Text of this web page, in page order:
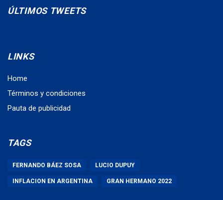
ÚLTIMOS TWEETS
LINKS
Home
Términos y condiciones
Pauta de publicidad
TAGS
FERNANDO BÁEZ SOSA LUCIO DUPUY
INFLACION EN ARGENTINA GRAN HERMANO 2022